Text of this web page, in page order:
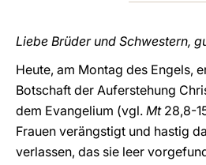
Liebe Brüder und Schwestern,
Heute, am Montag des Engels,
Botschaft der Auferstehung
dem Evangelium (vgl. Mt28,8-
Frauen verängstigt und hastig
verlassen, das sie leer